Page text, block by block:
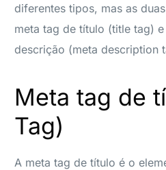
diferentes tipos, mas as
meta tag de título (title tag)
descrição (meta description
Meta tag de
Tag)
A meta tag de título é o